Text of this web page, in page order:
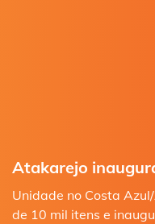
Atakarejo
Unidade no Costa
de 10 mil itens e